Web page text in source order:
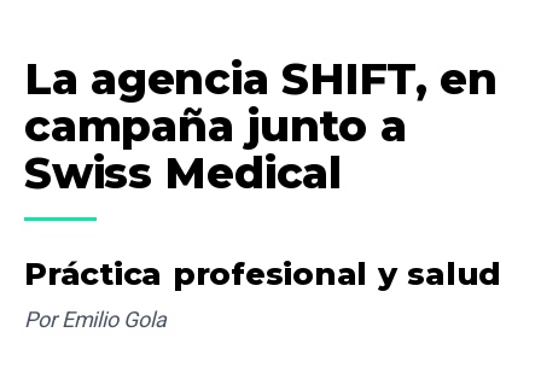
La agencia SHIFT, en
campaña junto a
Swiss Medical
Práctica profesional y salud
Por Emilio Gola